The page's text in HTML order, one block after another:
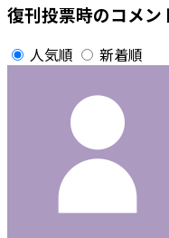
復刊投票時のコメン
人気順 新着順